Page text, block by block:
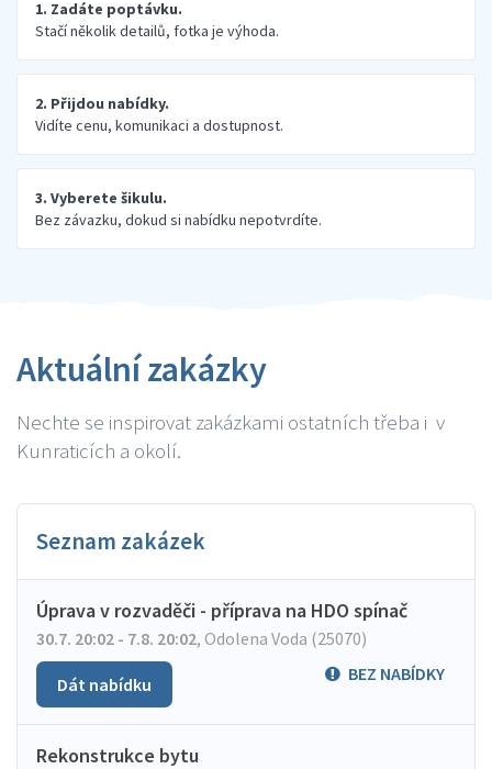
1. Zadáte poptávku.
Stačí několik detailů, fotka je výhoda.
2. Přijdou nabídky.
Vidíte cenu, komunikaci a dostupnost.
3. Vyberete šikulu.
Bez závazku, dokud si nabídku nepotvrdíte.
Aktuální zakázky
Nechte se inspirovat zakázkami ostatních třeba i v
Kunraticích a okolí.
Seznam zakázek
Úprava v rozvaděči - příprava na HDO spínač
30.7. 20:02 - 7.8. 20:02, Odolena Voda (25070)
BEZ NABÍDKY
Dát nabídku
Rekonstrukce bytu